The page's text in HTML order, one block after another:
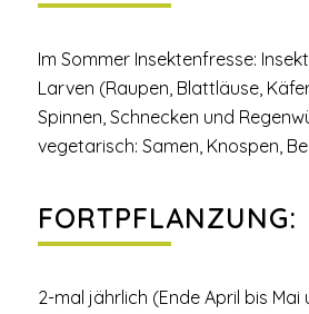
Im Sommer Insektenfresse:
Larven (Raupen, Blattläuse,
Spinnen, Schnecken und
vegetarisch: Samen, Knospen,
FORTPFLANZUNG:
2-mal jährlich (Ende April bis Mai